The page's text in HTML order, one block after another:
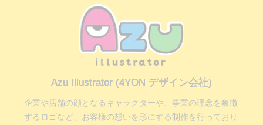
Azu Illustrator (4YON デザイン会社)
企業や店舗の顔となるキャラクターや、事業の理念を象徴
するロゴなど、お客様の想いを形にする制作を行っており